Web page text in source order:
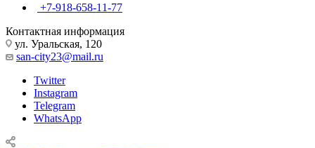
+7-918-658-11-77
Контактная информация
ул. Уральская, 120
san-city23@mail.ru
Twitter
Instagram
Telegram
WhatsApp